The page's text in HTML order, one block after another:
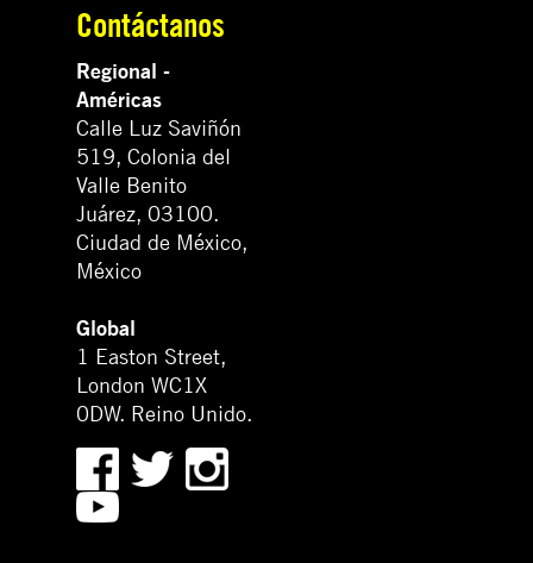
Contáctanos
Regional -
Américas
Calle Luz Saviñón
519, Colonia del
Valle Benito
Juárez, 03100.
Ciudad de México,
México
Global
1 Easton Street,
London WC1X
0DW. Reino Unido.